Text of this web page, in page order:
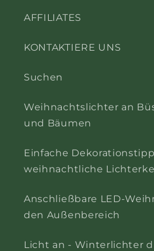
AFFILIATES
KONTAKTIERE UNS
Suchen
Weihnachtslichter an
und Bäumen
Einfache
weihnachtliche
Anschließbare LED-
den Außenbereich
Licht an - Winterlichter